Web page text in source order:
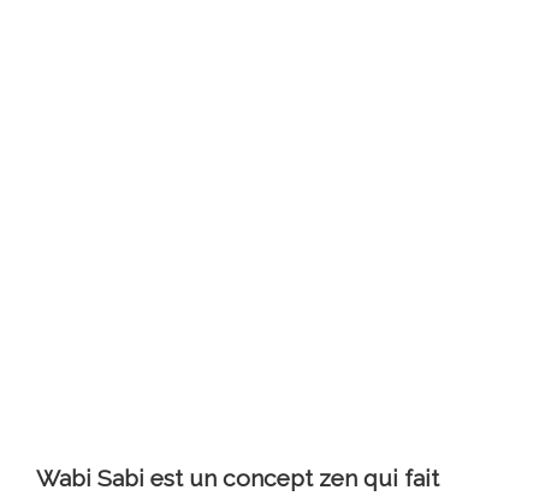
Wabi Sabi est un concept zen qui fait